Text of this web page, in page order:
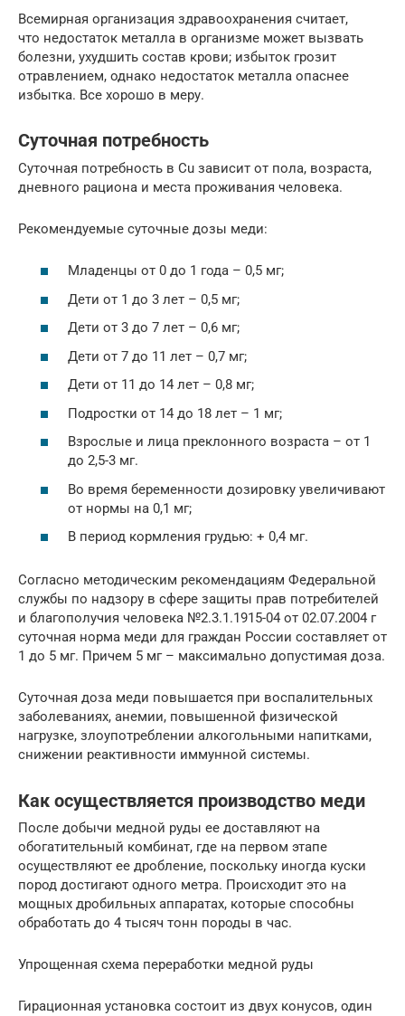
Всемирная организация здравоохранения считает,
что недостаток металла в организме может вызвать
болезни, ухудшить состав крови; избыток грозит
отравлением, однако недостаток металла опаснее
избытка. Все хорошо в меру.
Суточная потребность
Суточная потребность в Cu зависит от пола, возраста,
дневного рациона и места проживания человека.
Рекомендуемые суточные дозы меди:
Младенцы от 0 до 1 года – 0,5 мг;
Дети от 1 до 3 лет – 0,5 мг;
Дети от 3 до 7 лет – 0,6 мг;
Дети от 7 до 11 лет – 0,7 мг;
Дети от 11 до 14 лет – 0,8 мг;
Подростки от 14 до 18 лет – 1 мг;
Взрослые и лица преклонного возраста – от 1
до 2,5-3 мг.
Во время беременности дозировку увеличивают
от нормы на 0,1 мг;
В период кормления грудью: + 0,4 мг.
Согласно методическим рекомендациям Федеральной
службы по надзору в сфере защиты прав потребителей
и благополучия человека №2.3.1.1915-04 от 02.07.2004 г
суточная норма меди для граждан России составляет от
1 до 5 мг. Причем 5 мг – максимально допустимая доза.
Суточная доза меди повышается при воспалительных
заболеваниях, анемии, повышенной физической
нагрузке, злоупотреблении алкогольными напитками,
снижении реактивности иммунной системы.
Как осуществляется производство меди
После добычи медной руды ее доставляют на
обогатительный комбинат, где на первом этапе
осуществляют ее дробление, поскольку иногда куски
пород достигают одного метра. Происходит это на
мощных дробильных аппаратах, которые способны
обработать до 4 тысяч тонн породы в час.
Упрощенная схема переработки медной руды
Гирационная установка состоит из двух конусов, один